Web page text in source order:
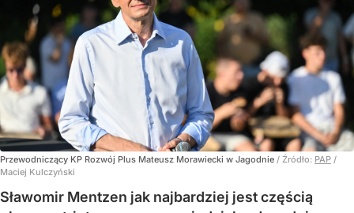
Przewodniczący KP Rozwój Plus Mateusz Morawiecki w Jagodnie / Źródło: PAP /
Maciej Kulczyński
Sławomir Mentzen jak najbardziej jest częścią